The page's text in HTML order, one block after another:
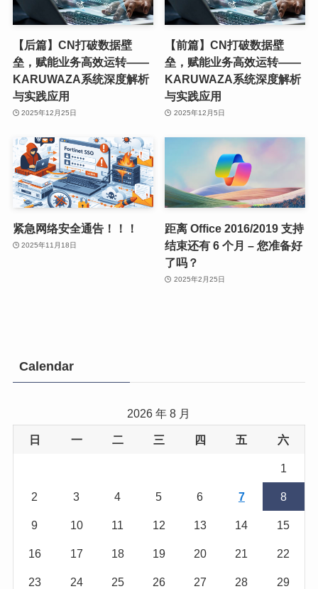
【后篇】CN打破数据壁
垒，赋能业务高效运转——
KARUWAZA系统深度解析
与实践应用
2025年12月25日
【前篇】CN打破数据壁
垒，赋能业务高效运转——
KARUWAZA系统深度解析
与实践应用
2025年12月5日
紧急网络安全通告！！！
2025年11月18日
距离 Office 2016/2019 支持
结束还有 6 个月 – 您准备好
了吗？
2025年2月25日
Calendar
2026 年 8 月
日 一 二 三 四 五 六
1
2 3 4 5 6 7 8
9 10 11 12 13 14 15
16 17 18 19 20 21 22
23 24 25 26 27 28 29